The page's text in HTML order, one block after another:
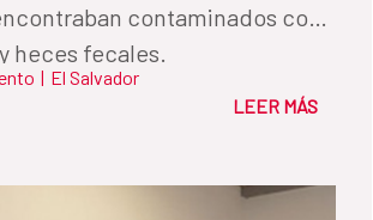
contaminados con
heces fecales.
| El Salvador
LEER MÁS